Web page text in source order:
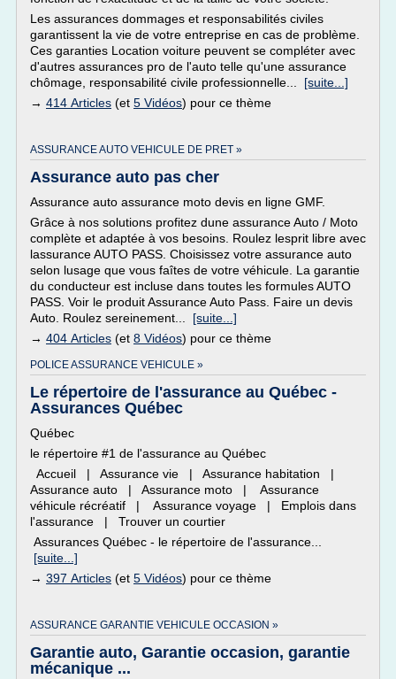
Les assurances dommages et responsabilités civiles
garantissent la vie de votre entreprise en cas de problème.
Ces garanties Location voiture peuvent se compléter avec
d'autres assurances pro de l'auto telle qu'une assurance
chômage, responsabilité civile professionnelle... [suite...]
→ 414 Articles (et 5 Vidéos) pour ce thème
ASSURANCE AUTO VEHICULE DE PRET »
Assurance auto pas cher
Assurance auto assurance moto devis en ligne GMF.
Grâce à nos solutions profitez dune assurance Auto / Moto
complète et adaptée à vos besoins. Roulez lesprit libre avec
lassurance AUTO PASS. Choisissez votre assurance auto
selon lusage que vous faîtes de votre véhicule. La garantie
du conducteur est incluse dans toutes les formules AUTO
PASS. Voir le produit Assurance Auto Pass. Faire un devis
Auto. Roulez sereinement... [suite...]
→ 404 Articles (et 8 Vidéos) pour ce thème
POLICE ASSURANCE VEHICULE »
Le répertoire de l'assurance au Québec -
Assurances Québec
Québec
le répertoire #1 de l'assurance au Québec
Accueil | Assurance vie | Assurance habitation |
Assurance auto | Assurance moto | Assurance
véhicule récréatif | Assurance voyage | Emplois dans
l'assurance | Trouver un courtier
Assurances Québec - le répertoire de l'assurance...
[suite...]
→ 397 Articles (et 5 Vidéos) pour ce thème
ASSURANCE GARANTIE VEHICULE OCCASION »
Garantie auto, Garantie occasion, garantie
mécanique ...